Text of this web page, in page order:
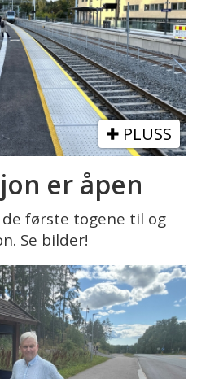
PLUSS
er åpen
første togene til og
Se bilder!